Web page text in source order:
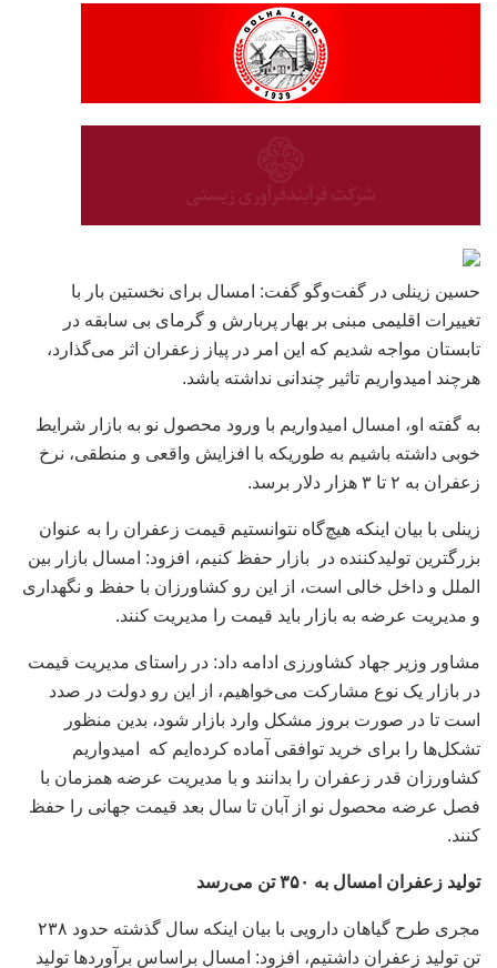
حسین زینلی در گفت‌وگو گفت: امسال برای نخستین بار با
تغییرات اقلیمی مبنی بر بهار پربارش و گرمای بی سابقه در
تابستان مواجه شدیم که این امر در پیاز زعفران اثر می‌گذارد،
هرچند امیدواریم تاثیر چندانی نداشته باشد.
به گفته او، امسال امیدواریم با ورود محصول نو به بازار شرایط
خوبی داشته باشیم به طوریکه با افزایش واقعی و منطقی، نرخ
زعفران به ۲ تا ۳ هزار دلار برسد.
زینلی با بیان اینکه هیچ‌گاه نتوانستیم قیمت زعفران را به عنوان
بزرگترین تولیدکننده در بازار حفظ کنیم، افزود: امسال بازار بین
الملل و داخل خالی است، از این رو کشاورزان با حفظ و نگهداری
و مدیریت عرضه به بازار باید قیمت را مدیریت کنند.
مشاور وزیر جهاد کشاورزی ادامه داد: در راستای مدیریت قیمت
در بازار یک نوع مشارکت می‌خواهیم، از این رو دولت در صدد
است تا در صورت بروز مشکل وارد بازار شود، بدین منظور
تشکل‌ها را برای خرید توافقی آماده کرده‌ایم که امیدواریم
کشاورزان قدر زعفران را بدانند و با مدیریت عرضه همزمان با
فصل عرضه محصول نو از آبان تا سال بعد قیمت جهانی را حفظ
کنند.
تولید زعفران امسال به ۳۵۰ تن می‌رسد
مجری طرح گیاهان دارویی با بیان اینکه سال گذشته حدود ۲۳۸
تن تولید زعفران داشتیم، افزود: امسال براساس برآورد‌ها تولید